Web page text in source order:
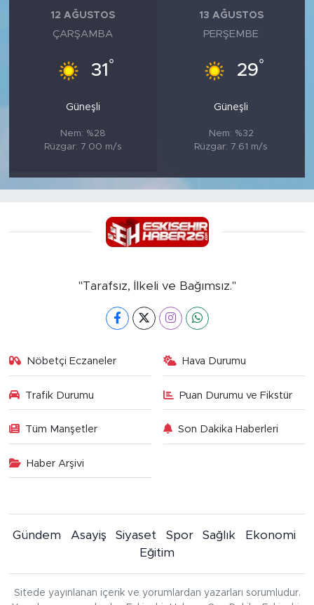
12 AĞUSTOS
ÇARŞAMBA
31 °
Güneşli
Nem: %28
Rüzgar: 7.00 m/s
13 AĞUSTOS
PERŞEMBE
29°
Güneşli
Nem: %32
Rüzgar: 7.61 m/s
"Tarafsız, İlkeli ve Bağımsız."
Nöbetçi Eczaneler Hava Durumu
Trafik Durumu Puan Durumu ve Fikstür
Tüm Manşetler Son Dakika Haberleri
Haber Arşivi
Gündem Asayiş Siyaset Spor Sağlık
Ekonomi
Eğitim
Sitede yayınlanan içerik ve yorumlardan yazarları sorumludur.